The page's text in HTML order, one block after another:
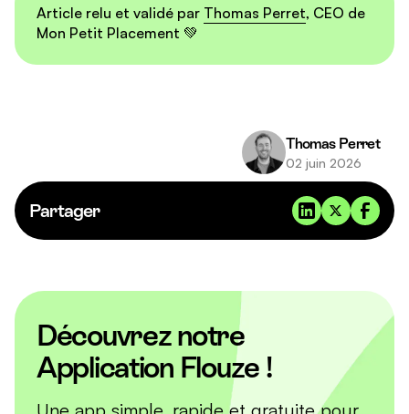
Partager
meilleures combinaisons rendement/risque/fiscalité
pour un investisseur particulier.
régulièrement une somme fixe) est la meilleure façon
d'éviter de « mal timer » le marché.
Article relu et validé par Thomas Perret, CEO de
Mon Petit Placement 💚
Thomas Perret
02 juin 2026
Découvrez notre
Application Flouze !